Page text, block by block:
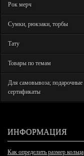
Рок мерч
Сумки, рюкзаки, торбы
Тату
Товары по темам
Для самовывоза; подарочные
сертификаты
ИНФОРМАЦИЯ
Как определить размер кольца